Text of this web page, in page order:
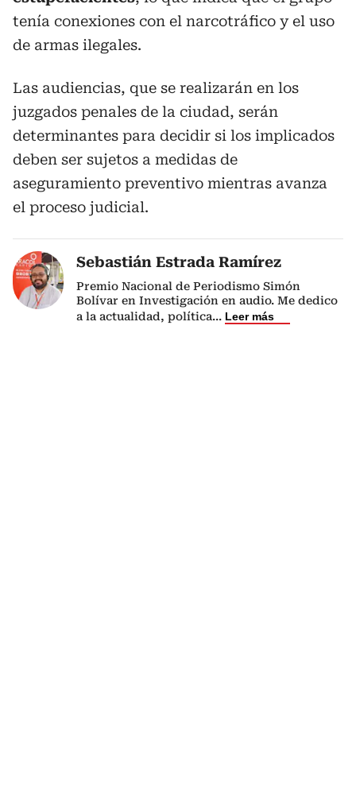
tenía conexiones con el narcotráfico y el uso
de armas ilegales.
Las audiencias, que se realizarán en los
juzgados penales de la ciudad, serán
determinantes para decidir si los implicados
deben ser sujetos a medidas de
aseguramiento preventivo mientras avanza
el proceso judicial.
Sebastián Estrada Ramírez
Premio Nacional de Periodismo Simón
Bolívar en Investigación en audio. Me dedico
a la actualidad, política... Leer más